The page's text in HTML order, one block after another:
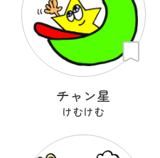
チャン星
けむけむ